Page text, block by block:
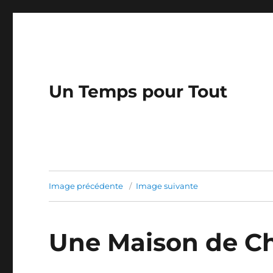
Un Temps pour Tout
Image précédente Image suivante
Une Maison de